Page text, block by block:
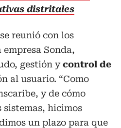
distritales
reunió con los
Sonda,
gestión ycontrol de
al usuario. “Como
y de cómo
hicimos
un plazo para que